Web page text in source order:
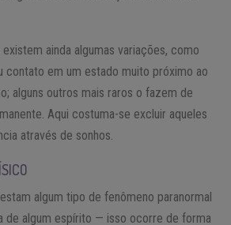
ainda algumas variações, como
contato em um estado muito próximo ao
alguns outros mais raros o fazem de
Aqui costuma-se excluir aqueles
através de sonhos.
algum tipo de fenômeno paranormal
de algum espírito — isso ocorre de forma